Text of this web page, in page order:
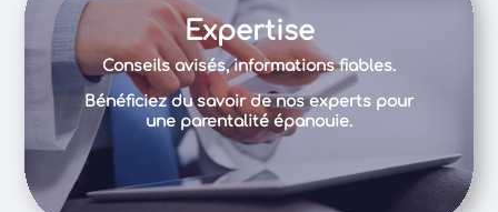
Expertise
Conseils avisés, informations fiables.
Bénéficiez du savoir de nos experts pour
une parentalité épanouie.